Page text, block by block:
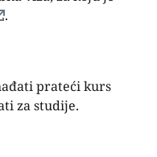
.
prateći kurs
za studije.